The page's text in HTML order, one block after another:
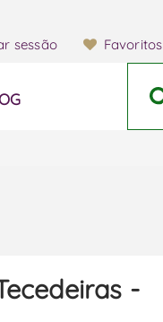
sessão Favoritos
-